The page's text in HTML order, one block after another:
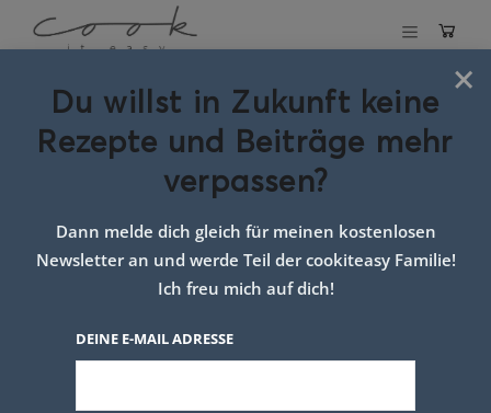
Schlagwort:
gesunde
Beilagen
×
Du willst in Zukunft keine
Rezepte und Beiträge mehr
verpassen?
Dann melde dich gleich für meinen kostenlosen
Newsletter an und werde Teil der cookiteasy Familie!
Ich freu mich auf dich!
DEINE E-MAIL ADRESSE